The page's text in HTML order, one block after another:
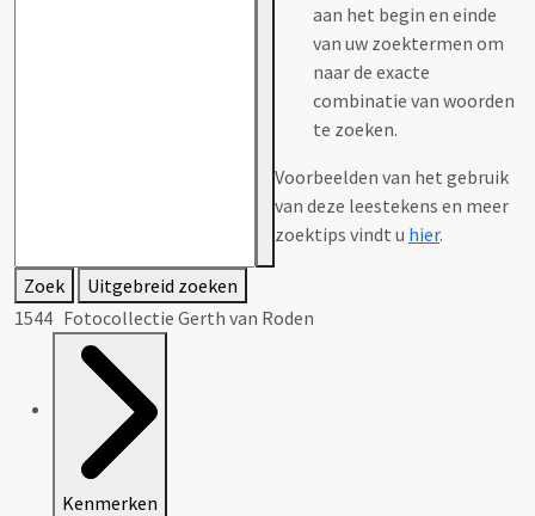
aan het begin en einde
van uw zoektermen om
naar de exacte
combinatie van woorden
te zoeken.
Voorbeelden van het gebruik
van deze leestekens en meer
zoektips vindt u hier.
Zoek
Uitgebreid zoeken
1544 Fotocollectie Gerth van Roden
Kenmerken